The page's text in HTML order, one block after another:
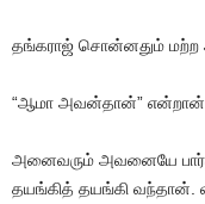
தங்கராஜ் சொன்னதும் மற்ற
“ஆமா அவன்தான்” என்றான்
அனைவரும் அவனையே
தயங்கித் தயங்கி வந்தான்.